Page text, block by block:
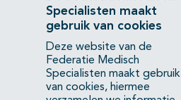
Contact
Mercatorlaan 1200
3528 BL Utrecht
(088) 505 34 34
Specialisten maakt
gebruik van cookies
Deze website van de
Federatie Medisch
Specialisten maakt gebruik
van cookies, hiermee